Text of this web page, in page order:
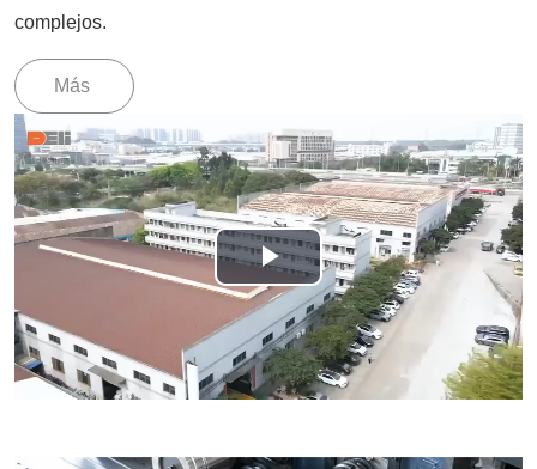
complejos.
Más
P
l
a